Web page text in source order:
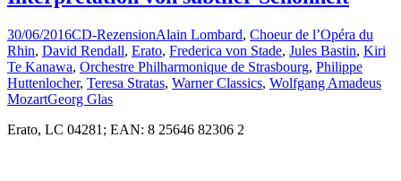
30/06/2016CD-RezensionAlain Lombard, Choeur de l’Opéra du
Rhin, David Rendall, Erato, Frederica von Stade, Jules Bastin, Kiri
Te Kanawa, Orchestre Philharmonique de Strasbourg, Philippe
Huttenlocher, Teresa Stratas, Warner Classics, Wolfgang Amadeus
MozartGeorg Glas
Erato, LC 04281; EAN: 8 25646 82306 2